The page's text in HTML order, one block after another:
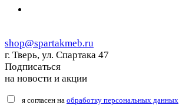
shop@spartakmeb.ru
г. Тверь, ул. Спартака 47
Подписаться
на новости и акции
я согласен на обработку персональных данных